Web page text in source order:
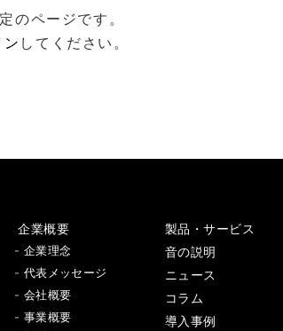
のページです。
ン してください。
企業概要
- 企業理念
- 代表メッセージ
- 会社概要
- 事業概要
製品・サービス
音の説明
ニュース
コラム
導入事例